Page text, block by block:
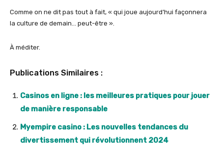
Comme on ne dit pas tout à fait, « qui joue aujourd’hui façonnera
la culture de demain… peut-être ».
À méditer.
Publications Similaires :
Casinos en ligne : les meilleures pratiques pour jouer
de manière responsable
Myempire casino : Les nouvelles tendances du
divertissement qui révolutionnent 2024